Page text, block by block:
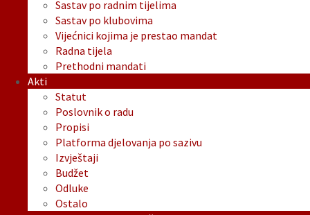
Sastav po radnim tijelima
Sastav po klubovima
Vijećnici kojima je prestao mandat
Radna tijela
Prethodni mandati
Akti
Statut
Poslovnik o radu
Propisi
Platforma djelovanja po sazivu
Izvještaji
Budžet
Odluke
Ostalo